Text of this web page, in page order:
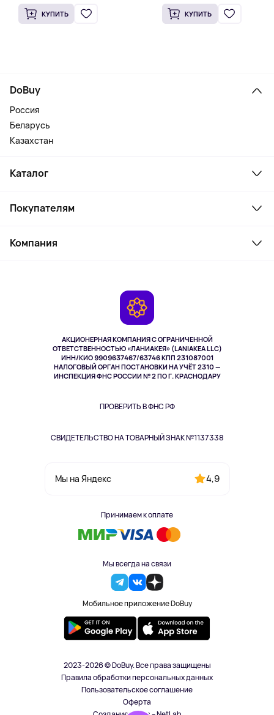
КУПИТЬ КУПИТЬ
АКЦИОНЕРНАЯ КОМПАНИЯ С ОГРАНИЧЕННОЙ
ОТВЕТСТВЕННОСТЬЮ «ЛАНИАКЕЯ» (LANIAKEA LLC)
ИНН/КИО 9909637467/63746 КПП 231087001
НАЛОГОВЫЙ ОРГАН ПОСТАНОВКИ НА УЧЁТ 2310 —
ИНСПЕКЦИЯ ФНС РОССИИ № 2 ПО Г. КРАСНОДАРУ
ПРОВЕРИТЬ В ФНС РФ
СВИДЕТЕЛЬСТВО НА ТОВАРНЫЙ ЗНАК №1137338
Мы на Яндекс 4,9
Принимаем к оплате
Мы всегда на связи
Мобильное приложение DoBuy
DoBuy
Россия
Беларусь
Казахстан
Каталог
Ноутбуки, мониторы, VR
Косметика и уход
Здоровье питомцев
Одежда и аксессуары
Покупателям
Как заказать
Компания
2023-2026 © DoBuy. Все права защищены
Правила обработки персональных данных
Пользовательское соглашение
Оферта